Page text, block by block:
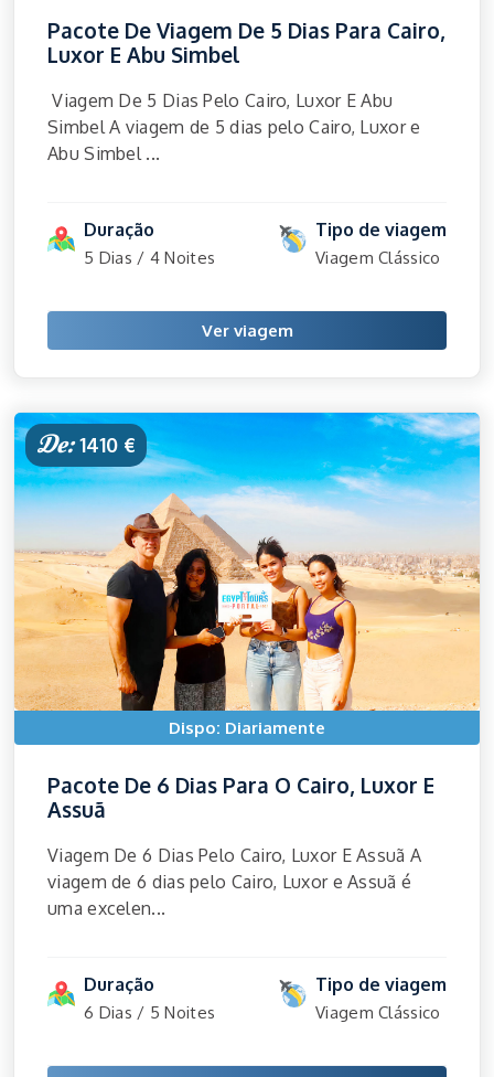
Pacote De Viagem De 5 Dias Para Cairo,
Luxor E Abu Simbel
Viagem De 5 Dias Pelo Cairo, Luxor E Abu
Simbel A viagem de 5 dias pelo Cairo, Luxor e
Abu Simbel ...
Duração
5 Dias / 4 Noites
Tipo de viagem
Viagem Clássico
Ver viagem
De:1410 €
Dispo: Diariamente
Pacote De 6 Dias Para O Cairo, Luxor E
Assuã
Viagem De 6 Dias Pelo Cairo, Luxor E Assuã A
viagem de 6 dias pelo Cairo, Luxor e Assuã é
uma excelen...
Duração
6 Dias / 5 Noites
Tipo de viagem
Viagem Clássico